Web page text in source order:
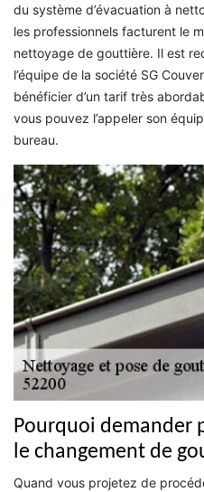
du système d’évacuation à
les professionnels facturent le
nettoyage de gouttière. Il est
l’équipe de la société SG
bénéficier d’un tarif très
vous pouvez l’appeler son
bureau.
Pourquoi demander
le changement de
Quand vous projetez de